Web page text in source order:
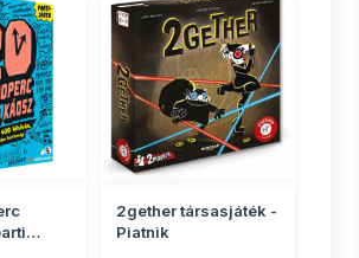
2gether társasjáték -
Piatnik